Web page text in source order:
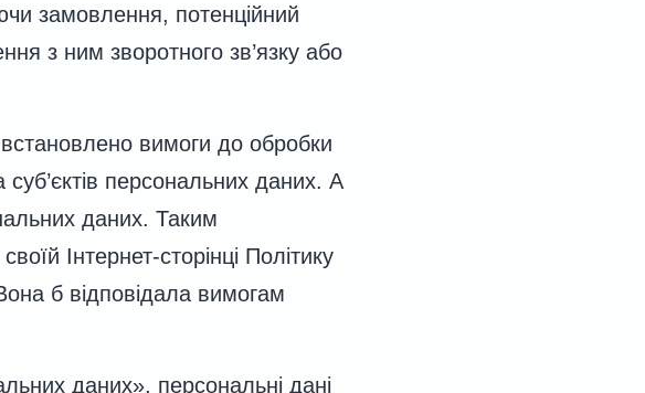
замовлення, потенційний
з ним зворотного зв’язку або
вимоги до обробки
персональних даних. А
даних. Таким
Інтернет-сторінці Політику
б відповідала вимогам
даних», персональні дані